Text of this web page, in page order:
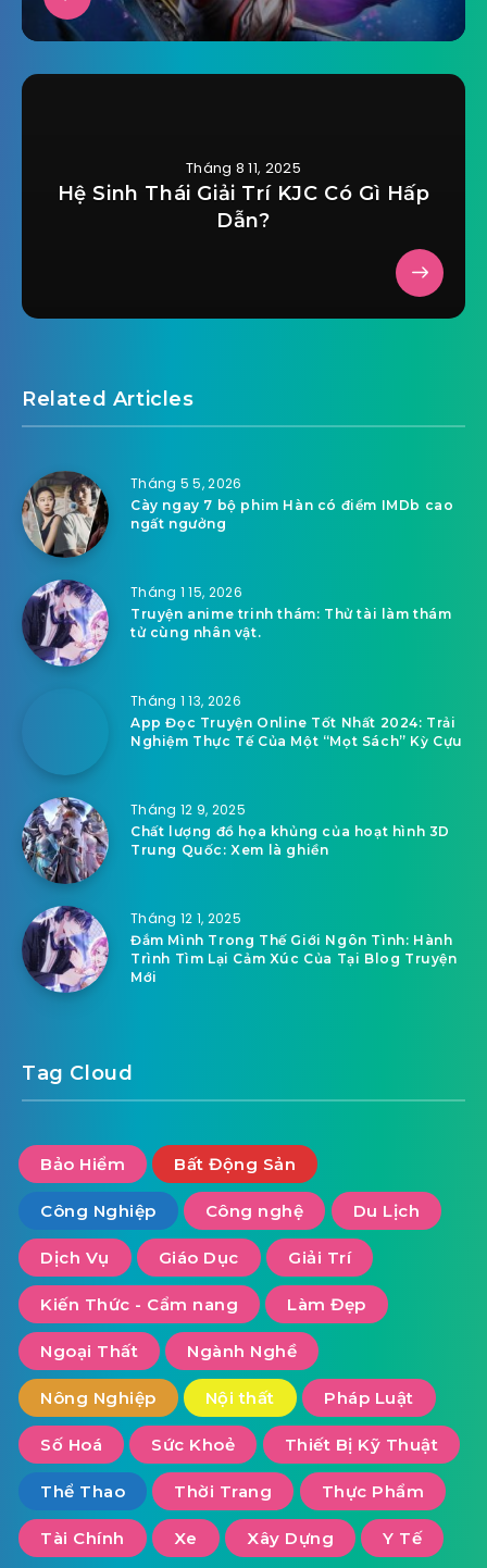
Tháng 8 11, 2025
Hệ Sinh Thái Giải Trí KJC Có Gì Hấp
Dẫn?
Related Articles
Tháng 5 5, 2026
Cày ngay 7 bộ phim Hàn có điểm IMDb cao
ngất ngưởng
Tháng 1 15, 2026
Truyện anime trinh thám: Thử tài làm thám
tử cùng nhân vật.
Tháng 1 13, 2026
App Đọc Truyện Online Tốt Nhất 2024: Trải
Nghiệm Thực Tế Của Một “Mọt Sách” Kỳ Cựu
Tháng 12 9, 2025
Chất lượng đồ họa khủng của hoạt hình 3D
Trung Quốc: Xem là ghiền
Tháng 12 1, 2025
Đắm Mình Trong Thế Giới Ngôn Tình: Hành
Trình Tìm Lại Cảm Xúc Của Tại Blog Truyện
Mới
Tag Cloud
Bảo Hiểm Bất Động Sản
Công Nghiệp Công nghệ Du Lịch
Dịch Vụ Giáo Dục Giải Trí
Kiến Thức - Cẩm nang Làm Đẹp
Ngoại Thất Ngành Nghề
Nông Nghiệp Nội thất Pháp Luật
Số Hoá Sức Khoẻ Thiết Bị Kỹ Thuật
Thể Thao Thời Trang Thực Phẩm
Tài Chính Xe Xây Dựng Y Tế